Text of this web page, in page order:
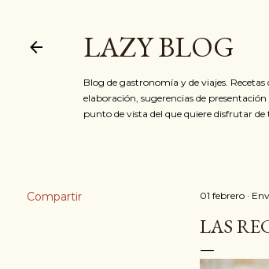
LAZY BLOG
Blog de gastronomía y de viajes.
elaboración, sugerencias de
punto de vista del que quiere disfrutar
Compartir 01 febrero
LAS